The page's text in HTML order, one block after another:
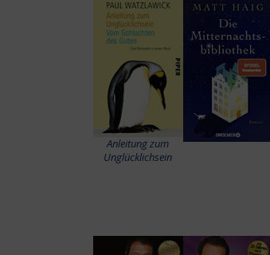
Anleitung zum
Unglücklichsein